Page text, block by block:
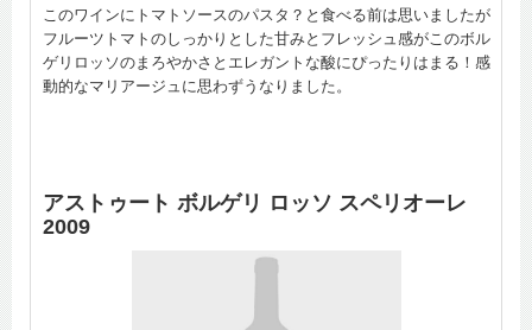
このワインにトマトソースのパスタ？と食べる前は思いましたが
フルーツトマトのしっかりとした甘みとフレッシュ感がこのボル
ゲリロッソのまろやかさとエレガントな酸にぴったりはまる！感
動的なマリアージュに思わずうなりました。
アストゥート ボルゲリ ロッソ スペリオーレ
2009